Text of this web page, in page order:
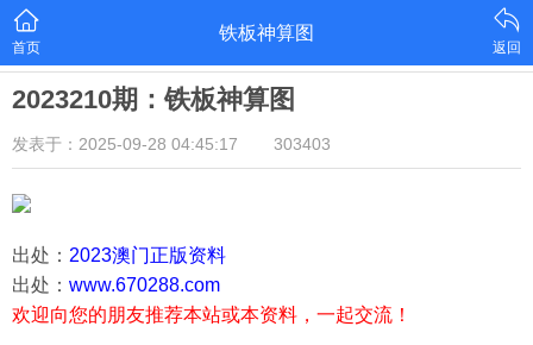
首页
铁板神算图
返回
2023210期：铁板神算图
发表于：2025-09-28 04:45:17 303403
出处： 2023澳门正版资料
出处： www.670288.com
欢迎向您的朋友推荐本站或本资料，一起交流！